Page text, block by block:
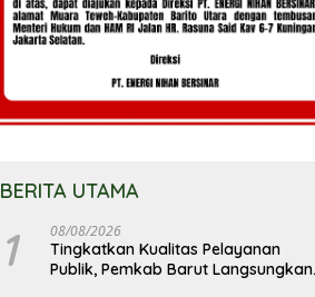
BERITA UTAMA
1 08/08/2026
Tingkatkan Kualitas Pelayanan
Publik, Pemkab Barut Langsungkan